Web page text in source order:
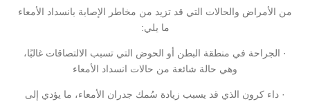
من الأمراض والحالات التي قد تزيد من مخاطر الإصابة بانسداد الأمعاء
ما يلي:
· الجراحة في منطقة البطن أو الحوض التي تسبب الالتصاقات غالبًا،
وهي حالة شائعة من حالات انسداد الأمعاء
· داء كرون الذي قد يسبب زيادة سُمك جدران الأمعاء، ما يؤدي إلى